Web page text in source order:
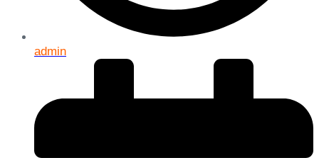
admin